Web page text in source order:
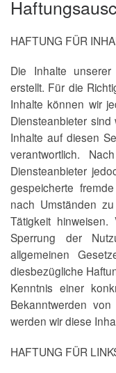
HAFTUNG FÜR
Die Inhalte
erstellt. Für die
Inhalte können wir
Diensteanbieter
Inhalte auf diesen
verantwortlich.
Diensteanbieter
gespeicherte
nach Umständen
Tätigkeit
Sperrung der
allgemeinen
diesbezügliche
Kenntnis einer
Bekanntwerden
werden wir diese
HAFTUNG FÜR